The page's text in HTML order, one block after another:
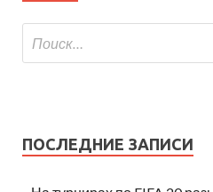
ПОСЛЕДНИЕ ЗАПИСИ